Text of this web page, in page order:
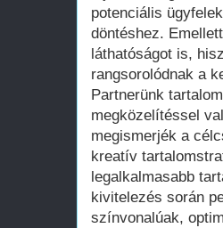
potenciális
döntéshez.
láthatóságot is,
rangsorolódnak a
Partnerünk
megközelítéssel
megismerjék a
kreatív
legalkalmasabb
kivitelezés során
színvonalúak,